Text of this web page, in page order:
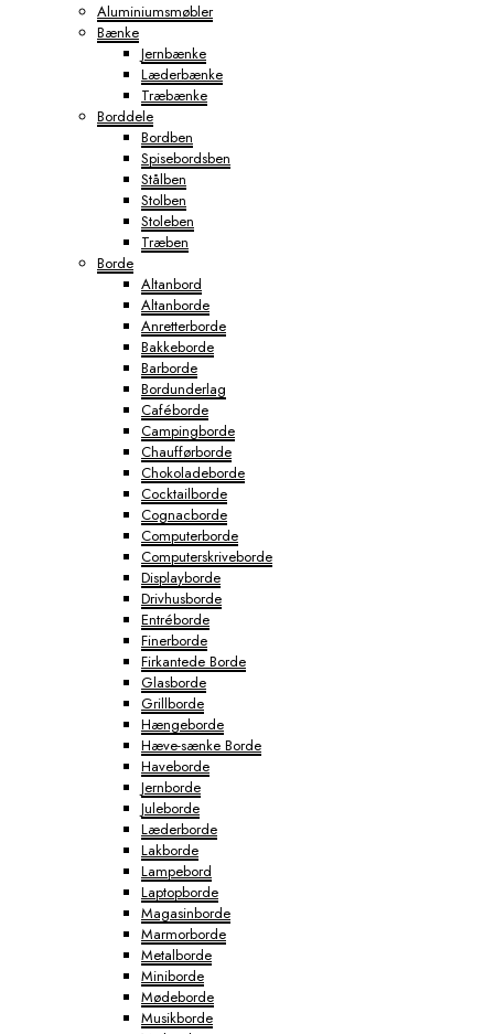
Aluminiumsmøbler
Bænke
Jernbænke
Læderbænke
Træbænke
Borddele
Bordben
Spisebordsben
Stålben
Stolben
Stoleben
Træben
Borde
Altanbord
Altanborde
Anretterborde
Bakkeborde
Barborde
Bordunderlag
Caféborde
Campingborde
Chaufførborde
Chokoladeborde
Cocktailborde
Cognacborde
Computerborde
Computerskriveborde
Displayborde
Drivhusborde
Entréborde
Finerborde
Firkantede Borde
Glasborde
Grillborde
Hængeborde
Hæve-sænke Borde
Haveborde
Jernborde
Juleborde
Læderborde
Lakborde
Lampebord
Laptopborde
Magasinborde
Marmorborde
Metalborde
Miniborde
Mødeborde
Musikborde